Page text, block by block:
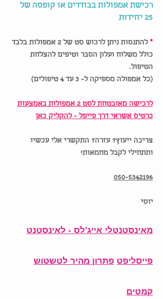
רכישת אמפולות בבודדים או קופסה של
25 יחידות
*להתנסות ניתן לרכוש סט של 2 אמפולות בלבד
כולל משלוח ועלון הסבר וטיפים להצלחת
הטיפול.
(כל אמפולה מספיקה ל- 3 עד 4 טיפולים)
לרכישה מאובטחת לסט 2 אמפולות באמצעות
כרטיס אשראי דרך פייפל - להקליק כאן
צריכה ייעוץ? עזרה? התקשרי אלי עכשיו
ותתחילי לקבל מחמאות!
050-5342196
יוסי
מאינסטנטלי אייג'לס - לאינסטנט
פייסליפט פתרון מהיר לטשטוש
קמטים